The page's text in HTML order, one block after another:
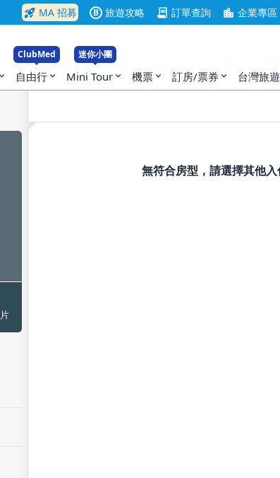
rocket_launch MA 招募 B 旅遊攻略 contract 訂單查詢 location_city 企業專區
expand_more
ClubMed
自由行 expand_more
迷你小團
Mini Tour expand_more 機票 expand_more 訂房/票券 expand_more 台灣旅遊
入住
無符合房型，請選擇其他入